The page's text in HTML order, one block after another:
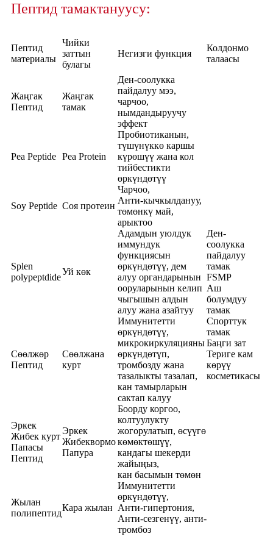
Пептид тамактануусу:
Пептид
материалы
Чийки
заттын
булагы
Негизги функция
Колдонмо
талаасы
Жаңгак
Пептид
Жаңгак
тамак
Ден-соолукка
пайдалуу мээ,
чарчоо,
нымдандыруучу
эффект
Ден-
соолукка
пайдалуу
тамак
FSMP
Аш
болумдуу
тамак
Спорттук
тамак
Баңги зат
Териге кам
көрүү
косметикасы
Pea Peptide Pea Protein
Пробиотиканын,
түшүнүккө каршы
күрөшүү жана кол
тийбестикти
өркүндөтүү
Soy Peptide Соя протеин
Чарчоо,
Анти-кычкылдануу,
төмөнкү май,
арыктоо
Splen
polypeptdide
Уй көк
Адамдын уюлдук
иммундук
функциясын
өркүндөтүү, дем
алуу органдарынын
ооруларынын келип
чыгышын алдын
алуу жана азайтуу
Сөөлжөр
Пептид
Сөөлжана
курт
Иммунитетти
өркүндөтүү,
микрокиркуляцияны
өркүндөтүп,
тромбозду жана
тазалыкты тазалап,
кан тамырларын
сактап калуу
Эркек
Жибек курт
Папасы
Пептид
Эркек
Жибеквормо
Папура
Боорду коргоо,
колтуулукту
жогорулатып, өсүүгө
көмөктөшүү,
кандагы шекерди
жайыңыз,
кан басымын төмөн
Жылан
полипептид
Кара жылан
Иммунитетти
өркүндөтүү,
Анти-гипертония,
Анти-сезгенүү, анти-
тромбоз